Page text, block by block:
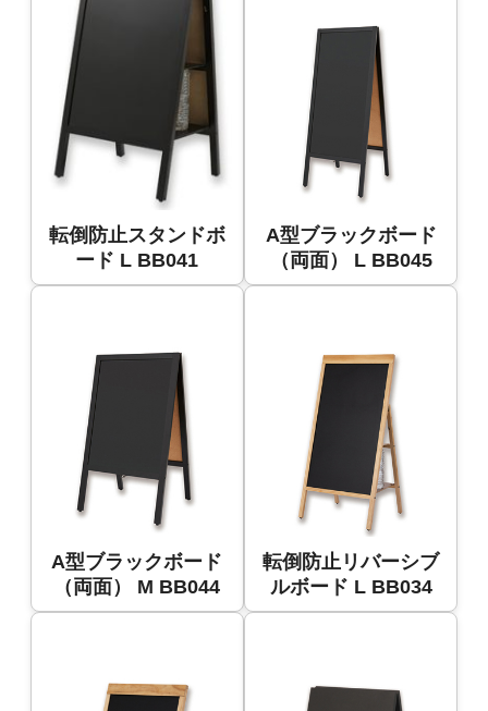
転倒防止スタンドボ
ード L BB041
A型ブラックボード
（両面） L BB045
A型ブラックボード
（両面） M BB044
転倒防止リバーシブ
ルボード L BB034